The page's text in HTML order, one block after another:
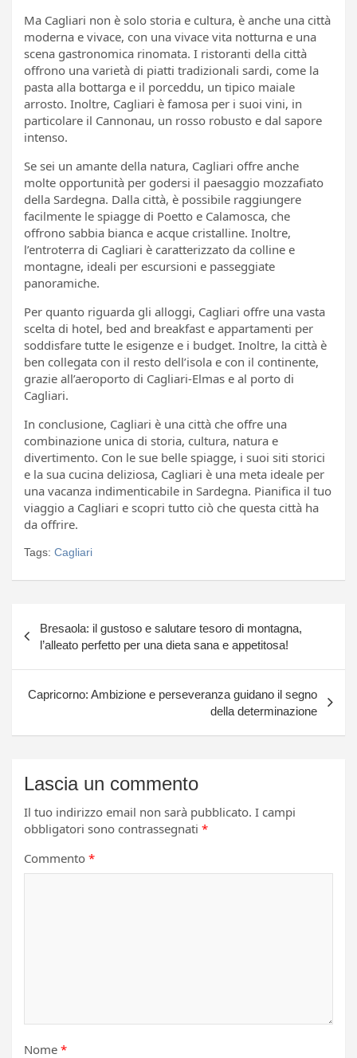
Ma Cagliari non è solo storia e cultura, è anche una città
moderna e vivace, con una vivace vita notturna e una
scena gastronomica rinomata. I ristoranti della città
offrono una varietà di piatti tradizionali sardi, come la
pasta alla bottarga e il porceddu, un tipico maiale
arrosto. Inoltre, Cagliari è famosa per i suoi vini, in
particolare il Cannonau, un rosso robusto e dal sapore
intenso.
Se sei un amante della natura, Cagliari offre anche
molte opportunità per godersi il paesaggio mozzafiato
della Sardegna. Dalla città, è possibile raggiungere
facilmente le spiagge di Poetto e Calamosca, che
offrono sabbia bianca e acque cristalline. Inoltre,
l’entroterra di Cagliari è caratterizzato da colline e
montagne, ideali per escursioni e passeggiate
panoramiche.
Per quanto riguarda gli alloggi, Cagliari offre una vasta
scelta di hotel, bed and breakfast e appartamenti per
soddisfare tutte le esigenze e i budget. Inoltre, la città è
ben collegata con il resto dell’isola e con il continente,
grazie all’aeroporto di Cagliari-Elmas e al porto di
Cagliari.
In conclusione, Cagliari è una città che offre una
combinazione unica di storia, cultura, natura e
divertimento. Con le sue belle spiagge, i suoi siti storici
e la sua cucina deliziosa, Cagliari è una meta ideale per
una vacanza indimenticabile in Sardegna. Pianifica il tuo
viaggio a Cagliari e scopri tutto ciò che questa città ha
da offrire.
Tags: Cagliari
articoli
Bresaola: il gustoso e salutare tesoro di montagna,
l’alleato perfetto per una dieta sana e appetitosa!
Capricorno: Ambizione e perseveranza guidano il segno
della determinazione
Lascia un commento
Il tuo indirizzo email non sarà pubblicato. I campi
obbligatori sono contrassegnati *
Commento *
Nome *